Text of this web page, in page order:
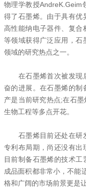
物理学教授AndreK.Geim
得了石墨烯。由于具有优
高性能纳电子器件、复合
等领域获得广泛应用，石
领域的研究热点之一。
在石墨烯首次被发现
奋的进展。在石墨烯的制
产是当前研究热点;在石墨
生物工程等多点开花。
石墨烯目前还处在研
专利布局期，尚还没有出
目前制备石墨烯的技术工
成品面积都非常小，不能
格和广阔的市场前景更是